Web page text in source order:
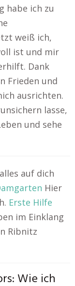
habe ich zu
weiß ich,
ist und mir
Dank
Frieden und
ausrichten.
lasse,
und sehe
auf dich
Hier
Erste Hilfe
im Einklang
Ribnitz
Wie ich